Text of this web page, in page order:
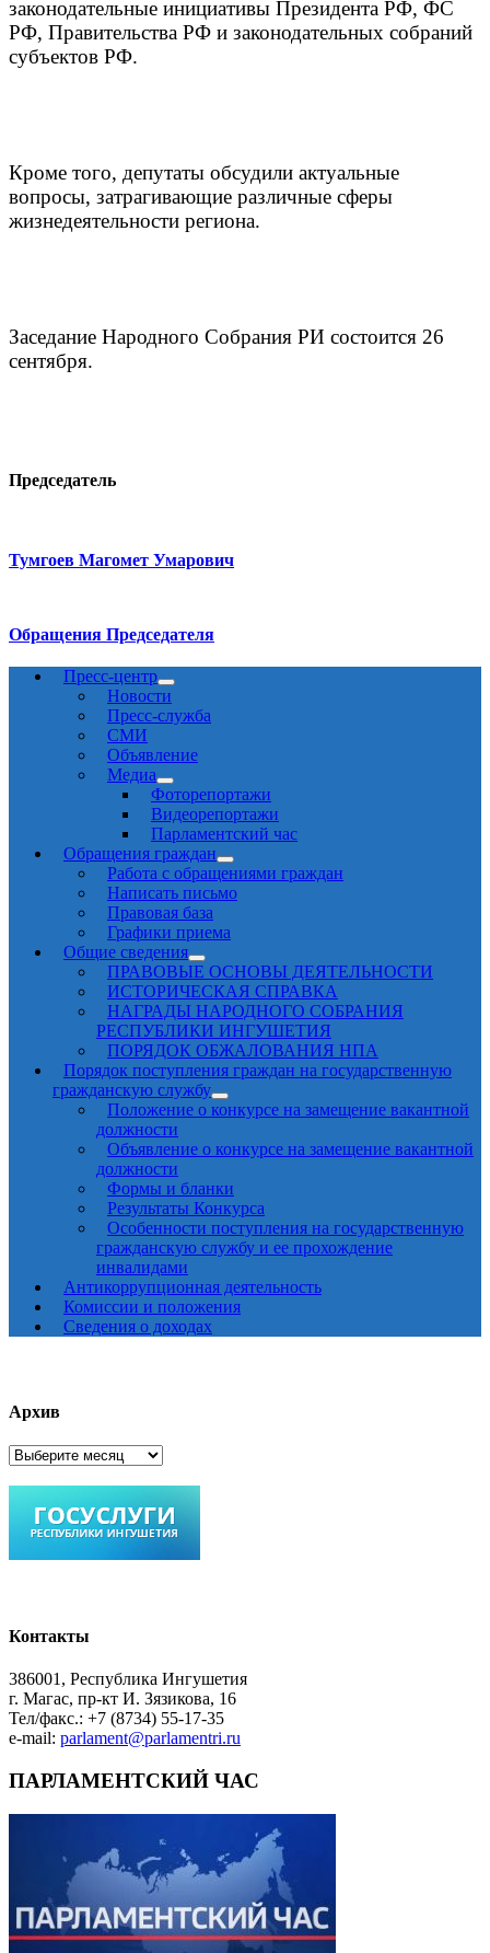
законодательные инициативы Президента РФ, ФС
РФ, Правительства РФ и законодательных собраний
субъектов РФ.
Кроме того, депутаты обсудили актуальные
вопросы, затрагивающие различные сферы
жизнедеятельности региона.
Заседание Народного Собрания РИ состоится 26
сентября.
Председатель
Тумгоев Магомет Умарович
Обращения Председателя
Пресс-центр
Новости
Пресс-служба
СМИ
Объявление
Медиа
Фоторепортажи
Видеорепортажи
Парламентский час
Обращения граждан
Работа с обращениями граждан
Написать письмо
Правовая база
Графики приема
Общие сведения
ПРАВОВЫЕ ОСНОВЫ ДЕЯТЕЛЬНОСТИ
ИСТОРИЧЕСКАЯ СПРАВКА
НАГРАДЫ НАРОДНОГО СОБРАНИЯ
РЕСПУБЛИКИ ИНГУШЕТИЯ
ПОРЯДОК ОБЖАЛОВАНИЯ НПА
Порядок поступления граждан на государственную
гражданскую службу
Положение о конкурсе на замещение вакантной
должности
Объявление о конкурсе на замещение вакантной
должности
Формы и бланки
Результаты Конкурса
Особенности поступления на государственную
гражданскую службу и ее прохождение
инвалидами
Антикоррупционная деятельность
Комиссии и положения
Сведения о доходах
Архив
Архив
Контакты
386001, Республика Ингушетия
г. Магас, пр-кт И. Зязикова, 16
Тел/факс.: +7 (8734) 55-17-35
e-mail: parlament@parlamentri.ru
ПАРЛАМЕНТСКИЙ ЧАС